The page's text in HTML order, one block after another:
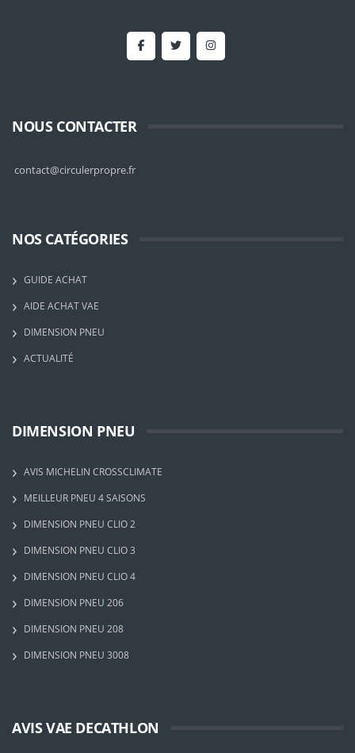
NOUS CONTACTER
contact@circulerpropre.fr
NOS CATÉGORIES
GUIDE ACHAT
AIDE ACHAT VAE
DIMENSION PNEU
ACTUALITÉ
DIMENSION PNEU
AVIS MICHELIN CROSSCLIMATE
MEILLEUR PNEU 4 SAISONS
DIMENSION PNEU CLIO 2
DIMENSION PNEU CLIO 3
DIMENSION PNEU CLIO 4
DIMENSION PNEU 206
DIMENSION PNEU 208
DIMENSION PNEU 3008
AVIS VAE DECATHLON